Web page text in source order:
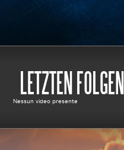
LETZTEN FOLGEN
Nessun video presente